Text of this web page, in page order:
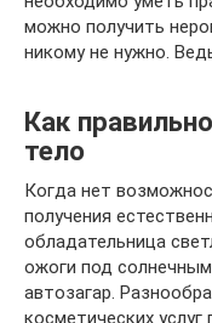
можно получить
никому не нужно.
Как
тело
Когда нет
получения
обладательница
ожоги под
автозагар.
косметических